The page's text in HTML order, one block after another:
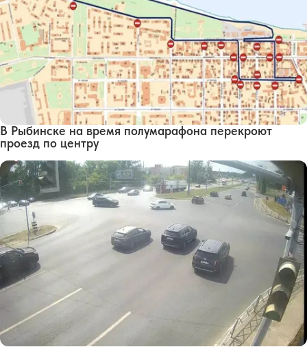
В Рыбинске на время полумарафона перекроют
проезд по центру